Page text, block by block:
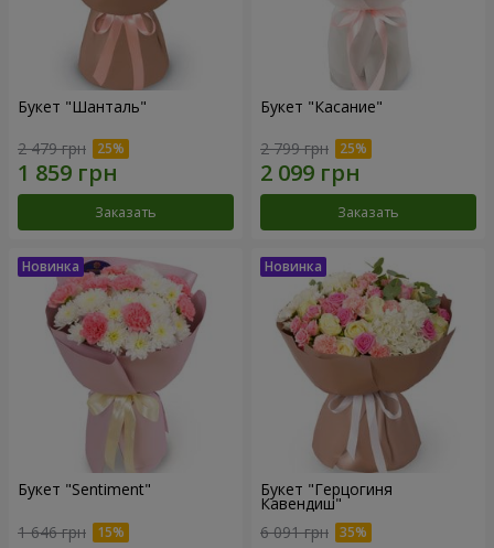
Букет "Шанталь"
2 479 грн
Заказать
Букет "Касание"
2 799 грн
Заказать
Букет "Sentiment"
1 646 грн
Букет "Герцогиня
Кавендиш"
6 091 грн